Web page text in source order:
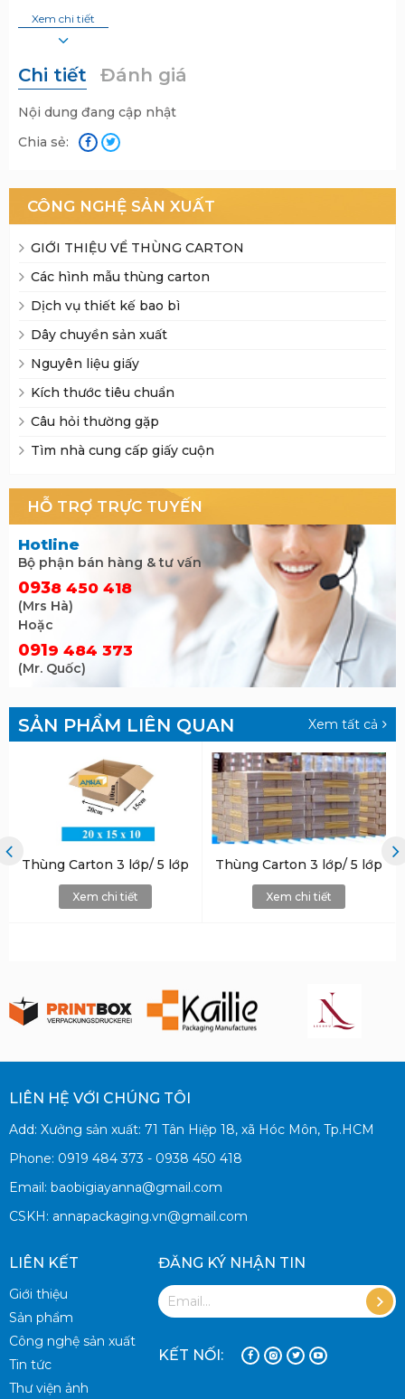
CÔNG NGHỆ SẢN XUẤT
GIỚI THIỆU VỂ THÙNG CARTON
Các hình mẫu thùng carton
Dịch vụ thiết kế bao bì
Dây chuyền sản xuất
Nguyên liệu giấy
Kích thước tiêu chuẩn
Câu hỏi thường gặp
Tìm nhà cung cấp giấy cuộn
HỖ TRỢ TRỰC TUYẾN
Hotline
Bộ phận bán hàng & tư vấn
0938 450 418
(Mrs Hà)
Hoặc
0919 484 373
(Mr. Quốc)
Xem chi tiết
Chi tiết Đánh giá
Nội dung đang cập nhật
Chia sẻ:
SẢN PHẨM LIÊN QUAN Xem tất cả
Thùng Carton 3 lớp/ 5 lớp
Xem chi tiết
Thùng Carton 3 lớp/ 5 lớp
Xem chi tiết
LIÊN HỆ VỚI CHÚNG TÔI
Add: Xưởng sản xuất: 71 Tân Hiệp 18, xã Hóc Môn, Tp.HCM
Phone: 0919 484 373 - 0938 450 418
Email: baobigiayanna@gmail.com
CSKH: annapackaging.vn@gmail.com
LIÊN KẾT
Giới thiệu
Sản phẩm
Công nghệ sản xuất
Tin tức
Thư viện ảnh
ĐĂNG KÝ NHẬN TIN
KẾT NỐI: